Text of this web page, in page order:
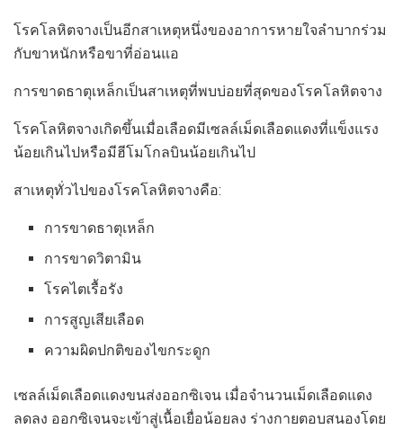
โรคโลหิตจางเป็นอีกสาเหตุหนึ่งของอาการหายใจลำบากร่วม
กับขาหนักหรือขาที่อ่อนแอ
การขาดธาตุเหล็กเป็นสาเหตุที่พบบ่อยที่สุดของโรคโลหิตจาง
โรคโลหิตจางเกิดขึ้นเมื่อเลือดมีเซลล์เม็ดเลือดแดงที่แข็งแรง
น้อยเกินไปหรือมีฮีโมโกลบินน้อยเกินไป
สาเหตุทั่วไปของโรคโลหิตจางคือ:
การขาดธาตุเหล็ก
การขาดวิตามิน
โรคไตเรื้อรัง
การสูญเสียเลือด
ความผิดปกติของไขกระดูก
เซลล์เม็ดเลือดแดงขนส่งออกซิเจน เมื่อจำนวนเม็ดเลือดแดง
ลดลง ออกซิเจนจะเข้าสู่เนื้อเยื่อน้อยลง ร่างกายตอบสนองโดย